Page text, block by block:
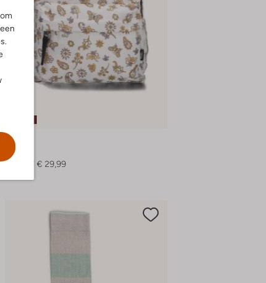
Vans
Rugtas
€ 37,95
€ 29,99